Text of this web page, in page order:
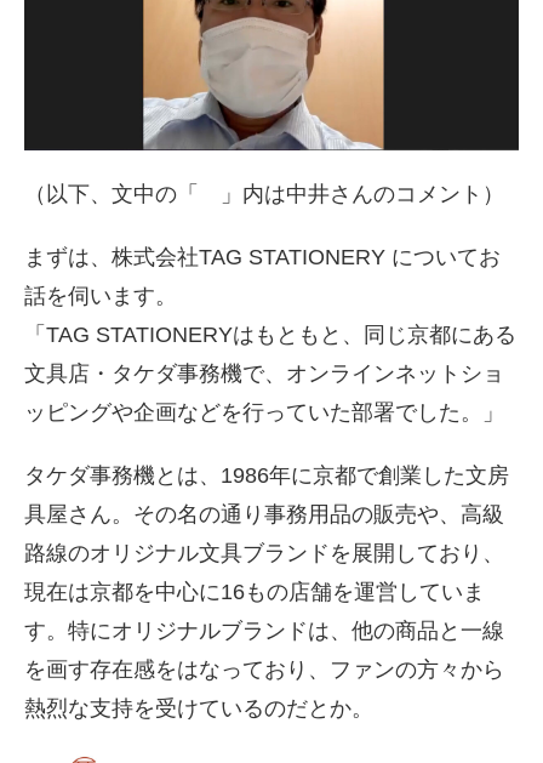
（以下、文中の「 」内は中井さんのコメント）
まずは、株式会社TAG STATIONERY についてお
話を伺います。
「TAG STATIONERYはもともと、同じ京都にある
文具店・タケダ事務機で、オンラインネットショ
ッピングや企画などを行っていた部署でした。」
タケダ事務機とは、1986年に京都で創業した文房
具屋さん。その名の通り事務用品の販売や、高級
路線のオリジナル文具ブランドを展開しており、
現在は京都を中心に16もの店舗を運営していま
す。特にオリジナルブランドは、他の商品と一線
を画す存在感をはなっており、ファンの方々から
熱烈な支持を受けているのだとか。